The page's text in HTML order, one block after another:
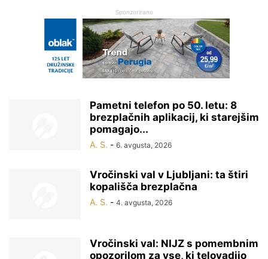
Sponzorirano
Pametni telefon po 50. letu: 8
brezplačnih aplikacij, ki starejšim
pomagajo...
A. S. - 6. avgusta, 2026
Vročinski val v Ljubljani: ta štiri
kopališča brezplačna
A. S. - 4. avgusta, 2026
Vročinski val: NIJZ s pomembnim
opozorilom za vse, ki telovadijo